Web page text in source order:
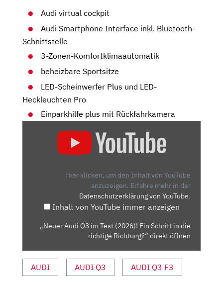
Audi virtual cockpit
Audi Smartphone Interface inkl. Bluetooth-
Schnittstelle
3-Zonen-Komfortklimaautomatik
beheizbare Sportsitze
LED-Scheinwerfer Plus und LED-
Heckleuchten Pro
Einparkhilfe plus mit Rückfahrkamera
SCHRITT
RICHTUNG?“
VON
Hier klicken, um den Inhalt von YouTube
anzuzeigen. Erfahre mehr in der
Datenschutzerklärung von YouTube.
Inhalt von YouTube immer anzeigen
„Neuer Audi Q3 im Test (2026)! Ein Schritt in die
richtige Richtung?“ direkt öffnen
AUDI AUDI Q3 AUDI Q3 F3